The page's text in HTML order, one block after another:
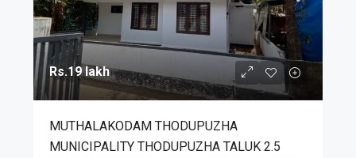
Rs.19 lakh
MUTHALAKODAM THODUPUZHA
MUNICIPALITY THODUPUZHA TALUK 2.5